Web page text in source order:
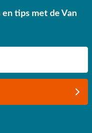
tips met de Van